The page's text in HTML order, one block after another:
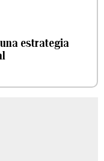
estrategia